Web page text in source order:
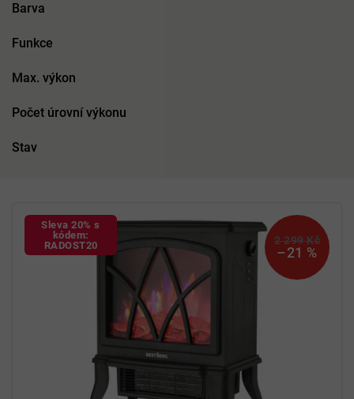
Barva
Funkce
Max. výkon
Počet úrovní výkonu
Stav
Sleva 20% s
kódem:
RADOST20
2 299 Kč
–21 %